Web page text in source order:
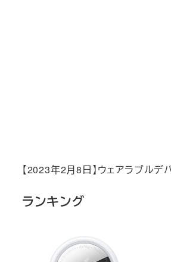
【2023年2月8日】ウェアラブルデ
ランキング